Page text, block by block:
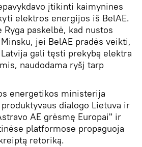
įtikinti kaimynines
elektros energijos iš BelAE.
Ryga paskelbė, kad nustos
jei BelAE pradės veikti,
gali tęsti prekybą elektra
naudodama ryšį tarp
energetikos ministerija
dialogo Lietuva ir
AE grėsmę Europai" ir
platformose propaguoja
retoriką.